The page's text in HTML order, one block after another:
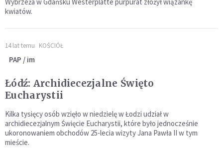
Wybrzeża w Gdańsku Westerplatte purpurat złożył wiązankę
kwiatów.
14 lat temu KOŚCIÓŁ
PAP / im
Łódź: Archidiecezjalne Święto
Eucharystii
Kilka tysięcy osób wzięło w niedzielę w Łodzi udział w
archidiecezjalnym Święcie Eucharystii, które było jednocześnie
ukoronowaniem obchodów 25-lecia wizyty Jana Pawła II w tym
mieście.